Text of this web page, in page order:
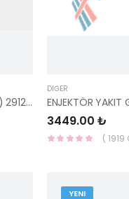
MOTOR İZOLATOR KAPAĞI(SON 06) 29120-3K250-HMC
DIĞER
3449.00 ₺
(
YENI